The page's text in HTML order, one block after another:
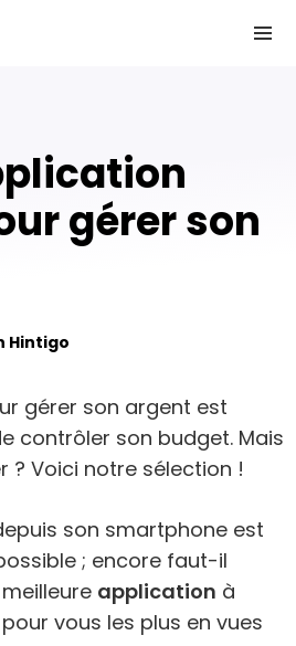
gérer son
Hintigo
gérer son argent est
contrôler son budget. Mais
? Voici notre sélection !
son smartphone est
; encore faut-il
application à
vous les plus en vues